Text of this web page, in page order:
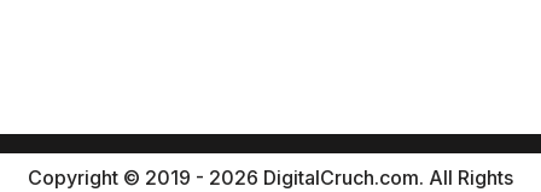
Copyright © 2019 - 2026 DigitalCruch.com. All Rights